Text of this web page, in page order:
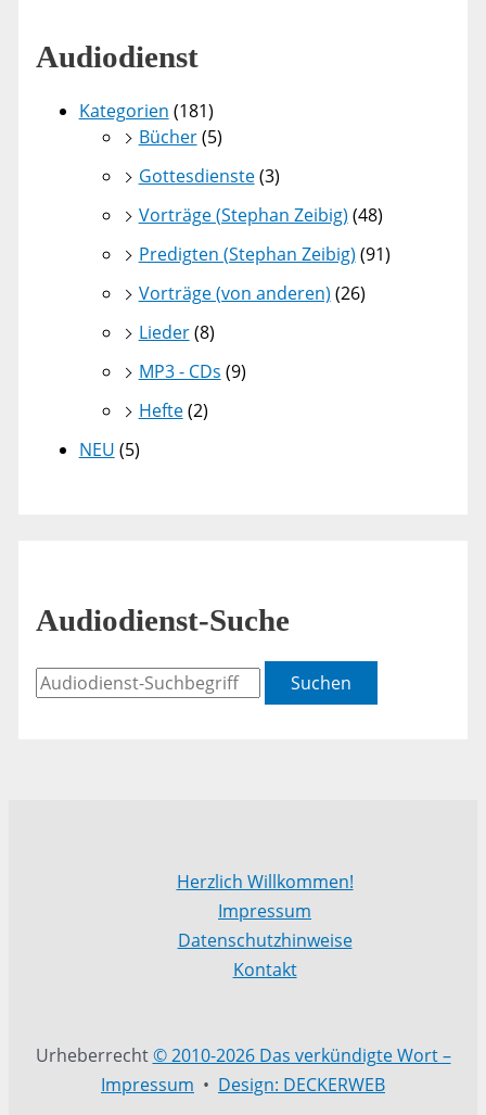
Audiodienst
Kategorien (181)
Bücher(5)
Gottesdienste(3)
Vorträge (Stephan Zeibig) (48)
Predigten (Stephan Zeibig) (91)
Vorträge (von anderen) (26)
Lieder(8)
MP3 - CDs (9)
Hefte(2)
NEU (5)
Audiodienst-Suche
Suchen
Herzlich Willkommen!
Impressum
Datenschutzhinweise
Kontakt
Urheberrecht© 2010-2026 Das verkündigte Wort –
Impressum • Design: DECKERWEB